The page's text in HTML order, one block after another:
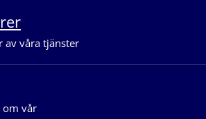
av våra tjänster
om vår